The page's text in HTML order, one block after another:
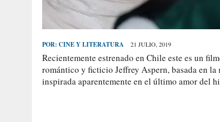
POR: CINE Y LITERATURA 21 JULIO, 2019
Recientemente estrenado en Chile este es un
romántico y ficticio Jeffrey Aspern, basada en
inspirada aparentemente en el último amor del